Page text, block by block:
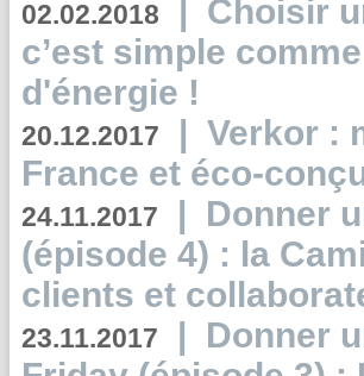
02.02.2018
Choisir
c’est simple
d'énergie !
20.12.2017 | Verkor :
France et éco-
24.11.2017 | Donner
(épisode 4) : la
clients et
23.11.2017 | Donner